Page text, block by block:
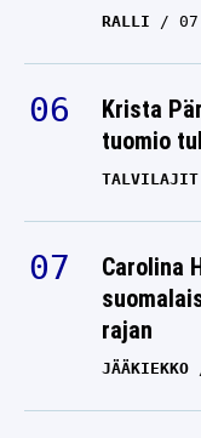
RALLI
Krista
tuomio
TALVILAJIT
Carolina
rajan
JÄÄKIEKKO